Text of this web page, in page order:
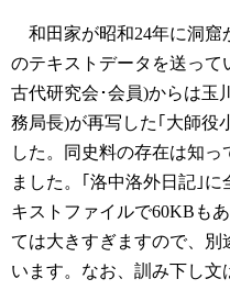
和田家が昭和24年に洞窟
のテキストデータを送って
古代研究会･会員)からは玉
務局長)が再写した｢大師役
した。同史料の存在は知
ました。｢洛中洛外日記｣
キストファイルで60KBも
ては大きすぎますので、別
います。なお、訓み下し文